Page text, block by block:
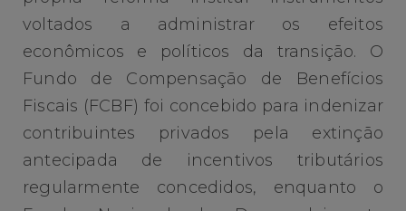
voltados a administrar os efeitos
econômicos e políticos da transição. O
Fundo de Compensação de Benefícios
Fiscais (FCBF) foi concebido para indenizar
contribuintes privados pela extinção
antecipada de incentivos tributários
regularmente concedidos, enquanto o